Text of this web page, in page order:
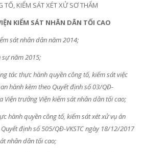
TỐ, KIỂM SÁT XÉT XỬ SƠ THẨM
KIỂM SÁT NHÂN DÂN TỐI CAO
sát nhân dân năm 2014;
sự năm 2015;
tác thực hành quyền công tố, kiểm sát việc
hành kèm theo Quyết định số 03/QĐ-
Viện trưởng Viện kiểm sát nhân dân tối cao;
hành quyền công tố, kiểm sát xét xử vụ án
định số 505/QĐ-VKSTC ngày 18/12/2017
nhân dân tối cao;